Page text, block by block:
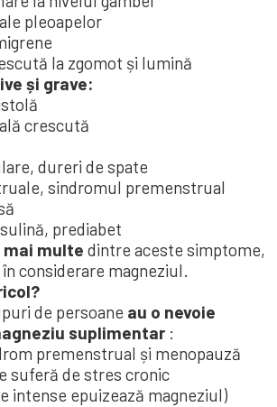
pleoapelor
la zgomot și lumină
și grave:
crescută
dureri de spate
sindromul premenstrual
prediabet
mai multe dintre aceste simptome,
considerare magneziul.
de persoane au o nevoie
suplimentar :
premenstrual și menopauză
suferă de stres cronic
intense epuizează magneziul)